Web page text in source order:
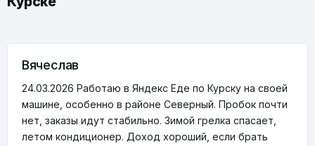
Вячеслав
24.03.2026 Работаю в Яндекс Еде по Курску на своей
машине, особенно в районе Северный. Пробок почти
нет, заказы идут стабильно. Зимой грелка спасает,
летом кондиционер. Доход хороший, если брать